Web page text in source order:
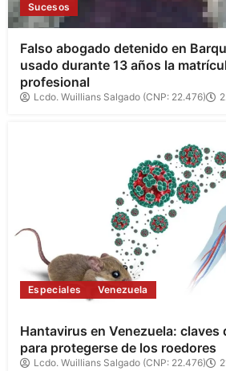
Sucesos
Falso abogado detenido en
usado durante 13 años la
profesional
Lcdo. Wuillians Salgado (CNP: 22.476)
Especiales Venezuela
Hantavirus en Venezuela: claves
para protegerse de los roedores
Lcdo. Wuillians Salgado (CNP: 22.476)